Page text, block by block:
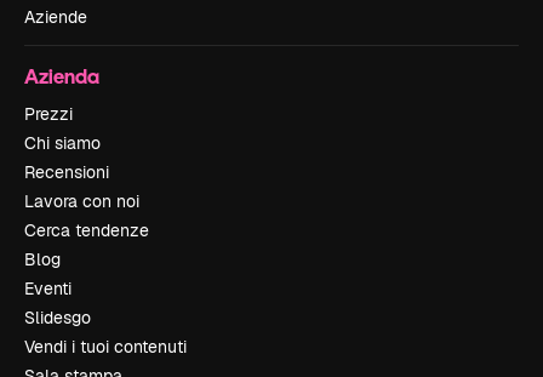
Aziende
Azienda
Prezzi
Chi siamo
Recensioni
Lavora con noi
Cerca tendenze
Blog
Eventi
Slidesgo
Vendi i tuoi contenuti